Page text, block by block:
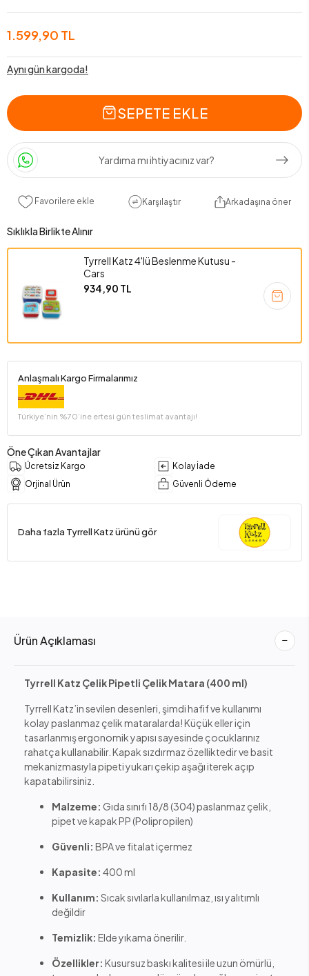
1.599,90 TL
Aynı gün kargoda!
SEPETE EKLE
Yardıma mı ihtiyacınız var?
Favorilere ekle Karşılaştır Arkadaşına öner
Sıklıkla Birlikte Alınır
Tyrrell Katz 4'lü Beslenme Kutusu -
Cars
934,90 TL
Anlaşmalı Kargo Firmalarımız
Türkiye’nin %70’ine ertesi gün teslimat avantajı!
Öne Çıkan Avantajlar
Ücretsiz Kargo
Kolay İade
Orjinal Ürün
Güvenli Ödeme
Daha fazla Tyrrell Katz ürünü gör
Ürün Açıklaması
Tyrrell Katz Çelik Pipetli Çelik Matara (400 ml)
Tyrrell Katz’in sevilen desenleri, şimdi hafif ve kullanımı
kolay paslanmaz çelik mataralarda! Küçük eller için
tasarlanmış ergonomik yapısı sayesinde çocuklarınız
rahatça kullanabilir. Kapak sızdırmaz özelliktedir ve basit
mekanizmasıyla pipeti yukarı çekip aşağı iterek açıp
kapatabilirsiniz.
Malzeme: Gıda sınıfı 18/8 (304) paslanmaz çelik,
pipet ve kapak PP (Polipropilen)
Güvenli: BPA ve fitalat içermez
Kapasite: 400 ml
Kullanım: Sıcak sıvılarla kullanılmaz, ısı yalıtımlı
değildir
Temizlik: Elde yıkama önerilir.
Özellikler: Kusursuz baskı kalitesi ile uzun ömürlü,